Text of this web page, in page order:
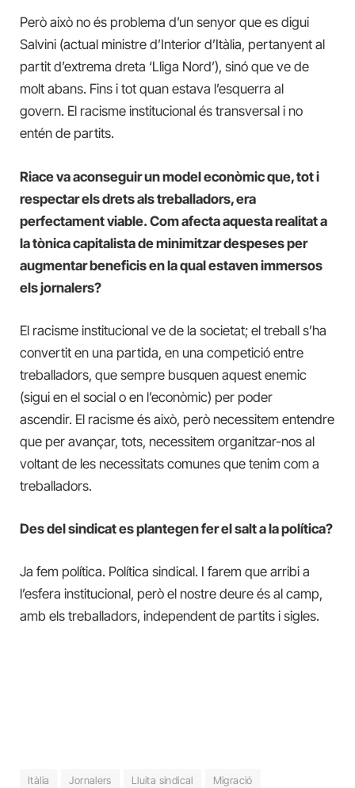
Però això no és problema d’un senyor que es digui
Salvini (actual ministre d’Interior d’Itàlia, pertanyent al
partit d’extrema dreta ‘Lliga Nord’), sinó que ve de
molt abans. Fins i tot quan estava l’esquerra al
govern. El racisme institucional és transversal i no
entén de partits.
Riace va aconseguir un model econòmic que, tot i
respectar els drets als treballadors, era
perfectament viable. Com afecta aquesta realitat a
la tònica capitalista de minimitzar despeses per
augmentar beneficis en la qual estaven immersos
els jornalers?
El racisme institucional ve de la societat; el treball s’ha
convertit en una partida, en una competició entre
treballadors, que sempre busquen aquest enemic
(sigui en el social o en l’econòmic) per poder
ascendir. El racisme és això, però necessitem entendre
que per avançar, tots, necessitem organitzar-nos al
voltant de les necessitats comunes que tenim com a
treballadors.
Des del sindicat es plantegen fer el salt a la política?
Ja fem política. Política sindical. I farem que arribi a
l’esfera institucional, però el nostre deure és al camp,
amb els treballadors, independent de partits i sigles.
Itàlia Jornalers Lluita sindical Migració